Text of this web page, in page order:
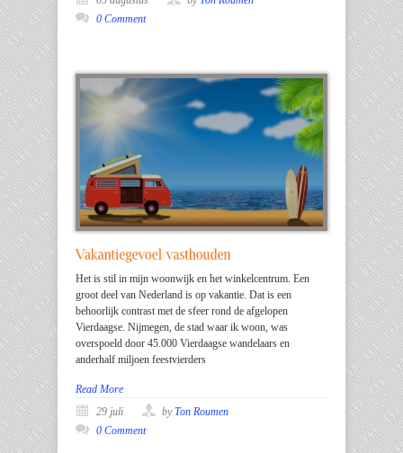
0 Comment
Het is stil in mijn woonwijk en het winkelcentrum. Een
groot deel van Nederland is op vakantie. Dat is een
behoorlijk contrast met de sfeer rond de afgelopen
Vierdaagse. Nijmegen, de stad waar ik woon, was
overspoeld door 45.000 Vierdaagse wandelaars en
anderhalf miljoen feestvierders
Read More
29 juli
byTon Roumen
0 Comment